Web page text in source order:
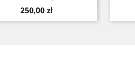
Cena
250,00 zł